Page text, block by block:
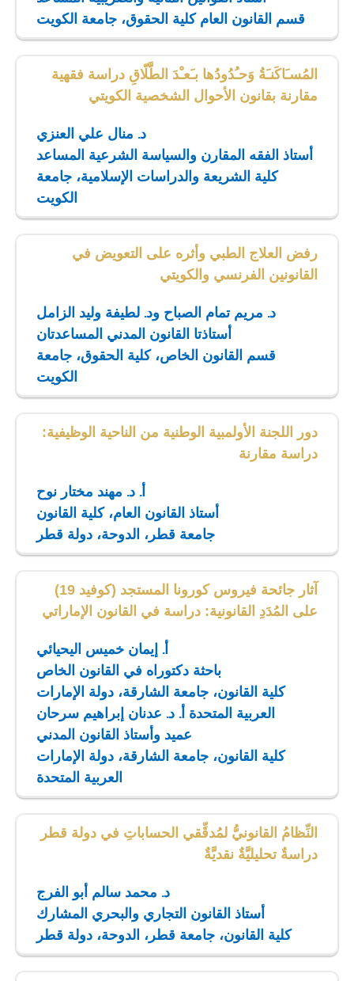
قسم القانون العام كلية الحقوق، جامعة الكويت
المُسـَاكَنـَةُ وَحـُدُودُها بـَعـْدَ الطَّلّاقِ دراسة فقهية
مقارنة بقانون الأحوال الشخصية الكويتي
د. منال علي العنزي
أستاذ الفقه المقارن والسياسة الشرعية المساعد
كلية الشريعة والدراسات الإسلامية، جامعة
الكويت
رفض العلاج الطبي وأثره على التعويض في
القانونين الفرنسي والكويتي
د. مريم تمام الصباح ود. لطيفة وليد الزامل
أستاذتا القانون المدني المساعدتان
قسم القانون الخاص، كلية الحقوق، جامعة
الكويت
دور اللجنة الأولمبية الوطنية من الناحية الوظيفية:
دراسة مقارنة
أ. د. مهند مختار نوح
أستاذ القانون العام، كلية القانون
جامعة قطر، الدوحة، دولة قطر
آثار جائحة فيروس كورونا المستجد (كوفيد 19)
على المُدَدِ القانونية: دراسة في القانون الإماراتي
أ. إيمان خميس اليحيائي
باحثة دكتوراه في القانون الخاص
كلية القانون، جامعة الشارقة، دولة الإمارات
العربية المتحدة أ. د. عدنان إبراهيم سرحان
عميد وأستاذ القانون المدني
كلية القانون، جامعة الشارقة، دولة الإمارات
العربية المتحدة
النِّظامُ القانونيُّ لمُدقِّقي الحساباتِ في دولة قطر
دراسةٌ تحليليَّةٌ نقديَّةٌ
د. محمد سالم أبو الفرج
أستاذ القانون التجاري والبحري المشارك
كلية القانون، جامعة قطر، الدوحة، دولة قطر